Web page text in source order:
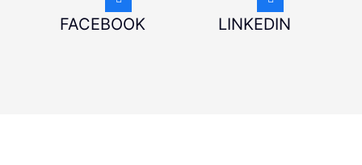
FACEBOOK LINKEDIN